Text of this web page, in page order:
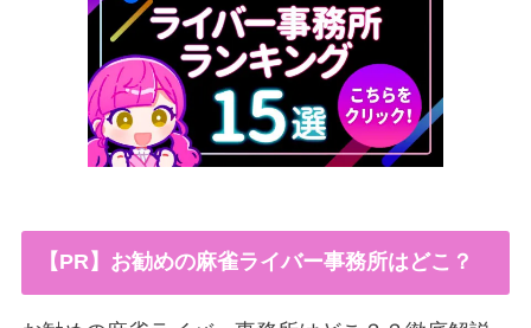
【PR】お勧めの麻雀ライバー事務所はどこ？